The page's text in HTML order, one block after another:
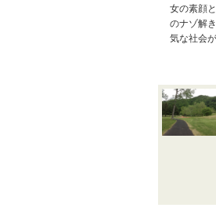
女の素顔
のナゾ解
気な社会